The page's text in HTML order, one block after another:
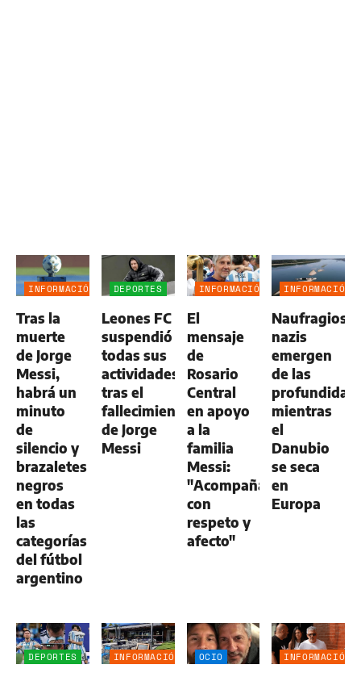
INFORMACIÓN
Tras la
muerte
de Jorge
Messi,
habrá un
minuto
de
silencio y
brazaletes
negros
en todas
las
categorías
del fútbol
argentino
DEPORTES
Leones FC
suspendió
todas sus
actividades
tras el
fallecimiento
de Jorge
Messi
INFORMACIÓN
El
mensaje
de
Rosario
Central
en apoyo
a la
familia
Messi:
"Acompañamos
con
respeto y
afecto"
INFORMACIÓN
Naufragios
nazis
emergen
de las
mientras
el
Danubio
se seca
en
Europa
DEPORTES
INFORMACIÓN
OCIO
INFORMACIÓN